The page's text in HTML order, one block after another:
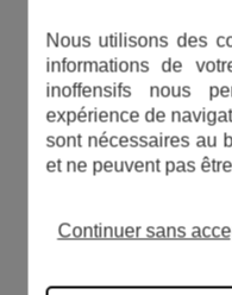
Nous utilisons des
informations de
inoffensifs nous
expérience de
sont nécessaires au
et ne peuvent pas
Continuer sans